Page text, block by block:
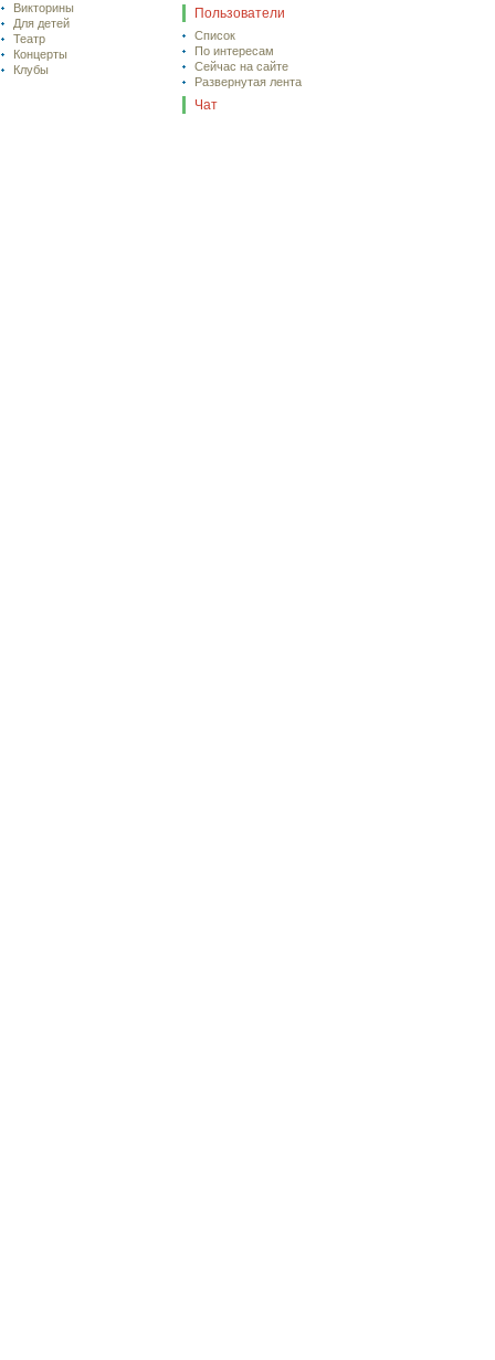
Викторины
Для детей
Театр
Концерты
Клубы
Пользователи
Список
По интересам
Сейчас на сайте
Развернутая лента
Чат